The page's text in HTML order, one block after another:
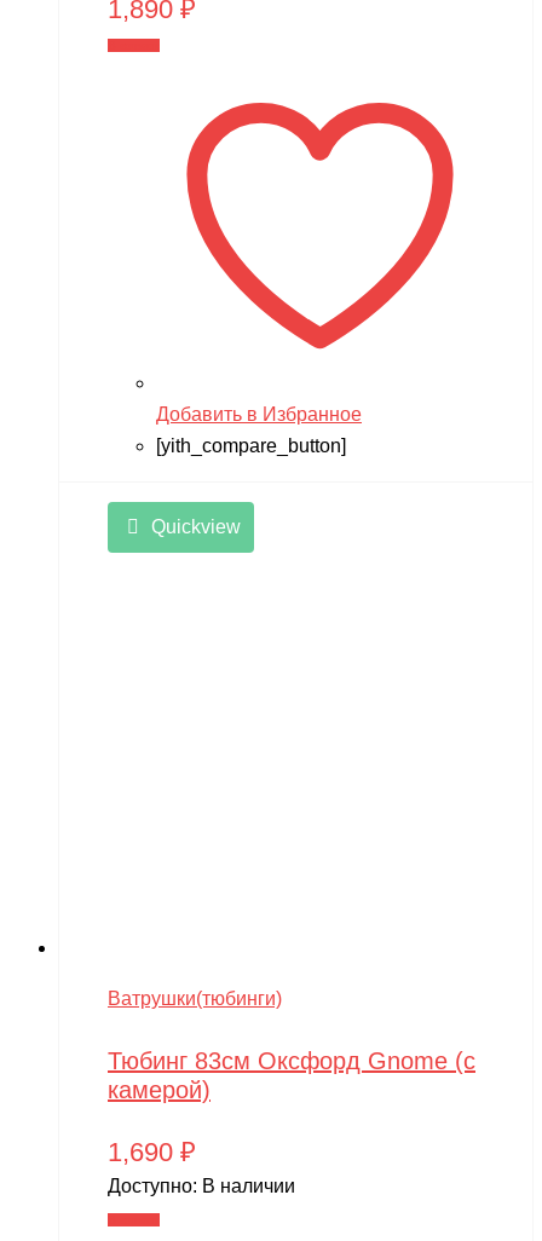
1,890 ₽
Добавить в Избранное
[yith_compare_button]
Quickview
Ватрушки(тюбинги)
Тюбинг 83см Оксфорд Gnome (с
камерой)
1,690 ₽
Доступно: В наличии